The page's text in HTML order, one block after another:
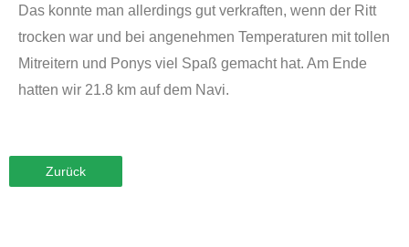
Das konnte man allerdings gut verkraften, wenn der Ritt
trocken war und bei angenehmen Temperaturen mit tollen
Mitreitern und Ponys viel Spaß gemacht hat. Am Ende
hatten wir 21.8 km auf dem Navi.
Zurück